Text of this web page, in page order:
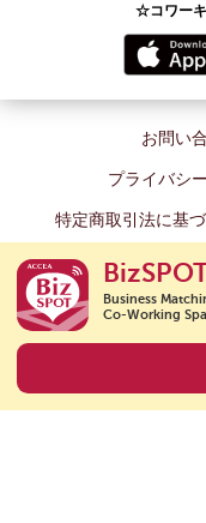
☆コワー
お問い
プライバシ
特定商取引法に基
Business
Co-Working